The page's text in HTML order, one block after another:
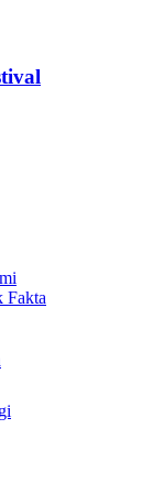
Fakta